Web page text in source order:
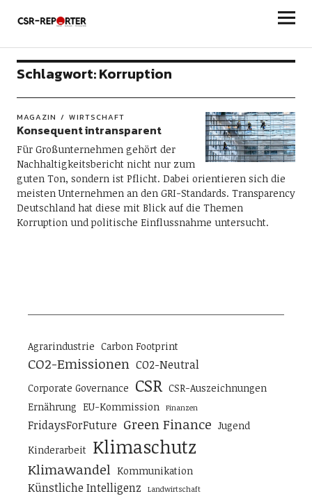
csr-reporter
Schlagwort:Korruption
MAGAZIN WIRTSCHAFT
Konsequent intransparent
Für Großunternehmen gehört der
Nachhaltigkeitsbericht nicht nur zum
guten Ton, sondern ist Pflicht. Dabei orientieren sich die
meisten Unternehmen an den GRI-Standards. Transparency
Deutschland hat diese mit Blick auf die Themen
Korruption und politische Einflussnahme untersucht.
Agrarindustrie Carbon Footprint
CO2-Emissionen CO2-Neutral
Corporate Governance CSR CSR-Auszeichnungen
Ernährung EU-Kommission Finanzen
FridaysForFuture Green Finance Jugend
Kinderarbeit Klimaschutz
Klimawandel Kommunikation
Künstliche Intelligenz Landwirtschaft